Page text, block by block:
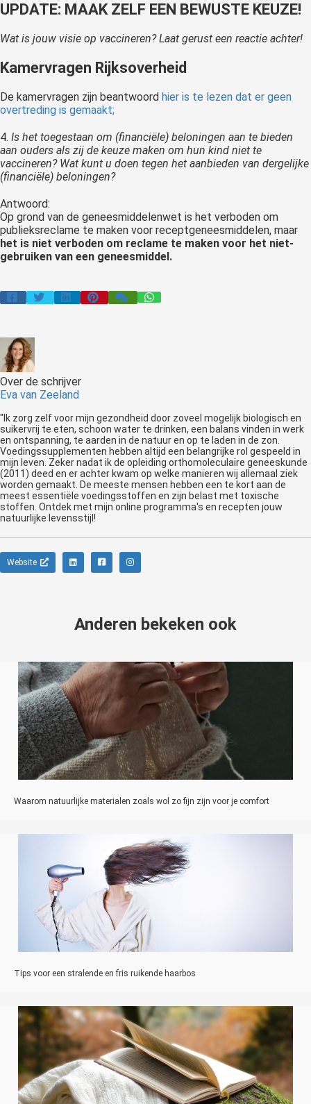
UPDATE: MAAK ZELF EEN BEWUSTE KEUZE!
Wat is jouw visie op vaccineren? Laat gerust een reactie achter!
Kamervragen Rijksoverheid
De kamervragen zijn beantwoord hier is te lezen dat er geen
overtreding is gemaakt;
4. Is het toegestaan om (financiële) beloningen aan te bieden
aan ouders als zij de keuze maken om hun kind niet te
vaccineren? Wat kunt u doen tegen het aanbieden van dergelijke
(financiële) beloningen?
Antwoord:
Op grond van de geneesmiddelenwet is het verboden om
publieksreclame te maken voor receptgeneesmiddelen, maar
het is niet verboden om reclame te maken voor het niet-
gebruiken van een geneesmiddel.
Over de schrijver
Eva van Zeeland
"Ik zorg zelf voor mijn gezondheid door zoveel mogelijk biologisch en
suikervrij te eten, schoon water te drinken, een balans vinden in werk
en ontspanning, te aarden in de natuur en op te laden in de zon.
Voedingssupplementen hebben altijd een belangrijke rol gespeeld in
mijn leven. Zeker nadat ik de opleiding orthomoleculaire geneeskunde
(2011) deed en er achter kwam op welke manieren wij allemaal ziek
worden gemaakt. De meeste mensen hebben een te kort aan de
meest essentiële voedingsstoffen en zijn belast met toxische
stoffen. Ontdek met mijn online programma's en recepten jouw
natuurlijke levensstijl!
Website
Anderen bekeken ook
Waarom natuurlijke materialen zoals wol zo fijn zijn voor je comfort
Tips voor een stralende en fris ruikende haarbos